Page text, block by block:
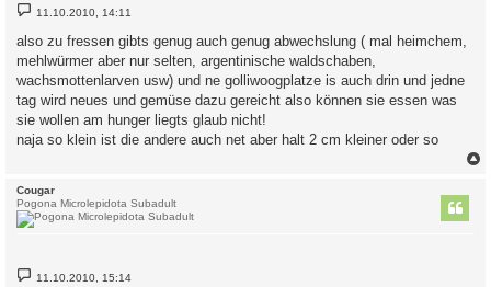
B
e
t
r
g
11.10.2010, 14:11
also zu fressen gibts genug auch genug abwechslung ( mal heimchem,
mehlwürmer aber nur selten, argentinische waldschaben,
wachsmottenlarven usw) und ne golliwoogplatze is auch drin und jedne
tag wird neues und gemüse dazu gereicht also können sie essen was
sie wollen am hunger liegts glaub nicht!
naja so klein ist die andere auch net aber halt 2 cm kleiner oder so
Cougar
Pogona Microlepidota Subadult
B11.10.2010, 15:14